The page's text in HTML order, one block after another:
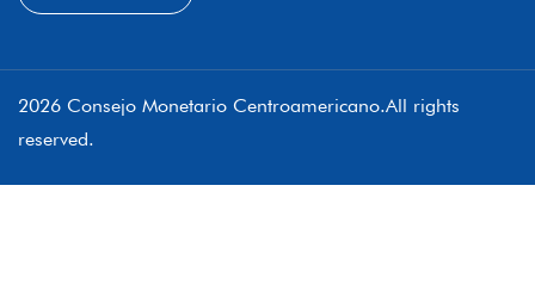
2026 Consejo Monetario Centroamericano.All rights
reserved.